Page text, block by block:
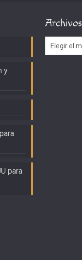
y
para
Archivos
Archivos